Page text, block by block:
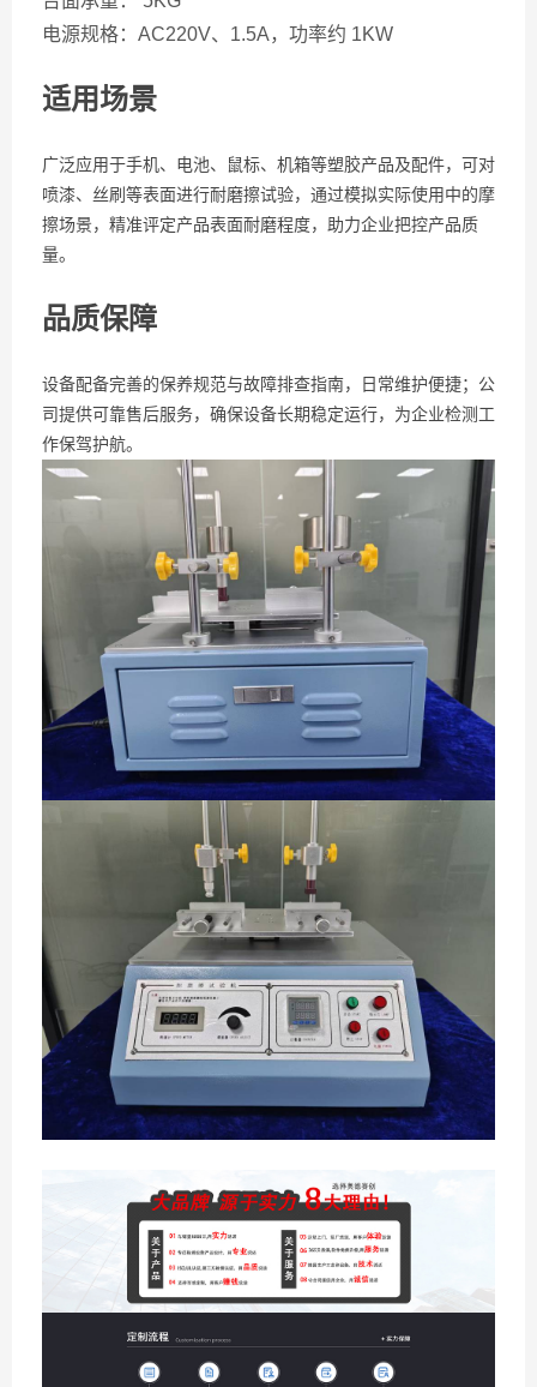
电源规格：AC220V、1.5A，功率约 1KW
适用场景
广泛应用于手机、电池、鼠标、机箱等塑胶产品及配件，可对
喷漆、丝刷等表面进行耐磨擦试验，通过模拟实际使用中的摩
擦场景，精准评定产品表面耐磨程度，助力企业把控产品质
量。
品质保障
设备配备完善的保养规范与故障排查指南，日常维护便捷；公
司提供可靠售后服务，确保设备长期稳定运行，为企业检测工
作保驾护航。